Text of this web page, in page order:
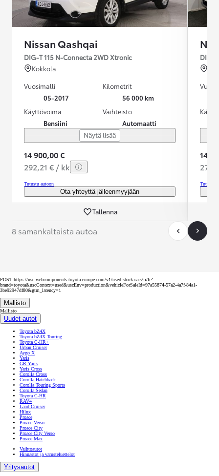
Nissan Qashqai
DIG-T 115 N-Connecta 2WD Xtronic
Kokkola
Vuosimalli
05-2017
Kilometrit
56 000 km
Käyttövoima
Bensiini
Vaihteisto
Automaatti
Näytä lisää
14 900,00 €
292,21 € / kk
Tutustu autoon
Ota yhteyttä jälleenmyyjään
Tallenna
DIG-
14
Tutustu
8 samankaltaista autoa
POST https://usc-webcomponents.toyota-europe.com/v1/used-stock-cars/fi/fi?
brand=toyota&uscContext=used&uscEnv=production&vehicleForSaleId=97a55874-57a2-4a7f-84a1-
3be92947df80&gtm_latency=1
Mallisto
Mallisto
Uudet autot
Toyota bZ4X
Toyota bZ4X Touring
Toyota C-HR+
Urban Cruiser
Aygo X
Yaris
GR Yaris
Yaris Cross
Corolla Cross
Corolla Hatchback
Corolla Touring Sports
Corolla Sedan
Toyota C-HR
RAV4
Land Cruiser
Hilux
Proace
Proace Verso
Proace City
Proace City Verso
Proace Max
Vaihtoautot
Hinnastot ja varusteluettelot
Yritysautot